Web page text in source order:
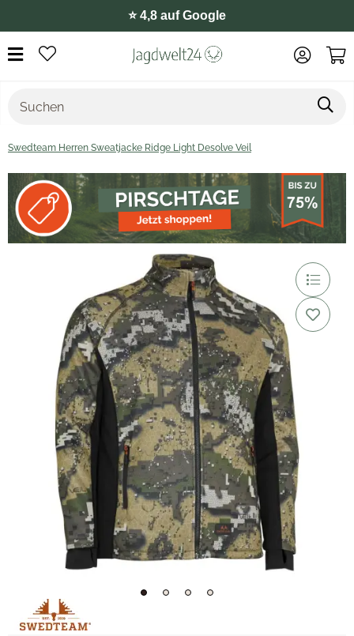
⭐️ 4,8 auf Google
Swedteam Herren Sweatjacke Ridge Light Desolve Veil